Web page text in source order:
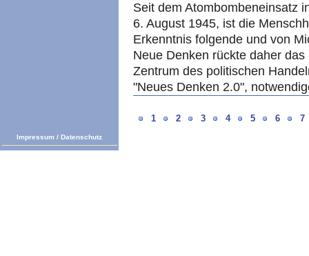
Seit dem Atombombeneinsatz
6. August 1945, ist die
Erkenntnis folgende und von
Neue Denken rückte daher
Zentrum des politischen
"Neues Denken 2.0",
1 2 3 4 5 6 7
Impressum / Datenschutz